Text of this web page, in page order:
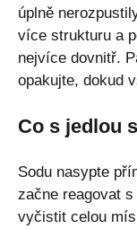
úplně
více strukturu a
nejvíce dovnitř.
opakujte, dokud
Co s jedlou
Sodu nasypte
začne reagovat
vyčistit celou